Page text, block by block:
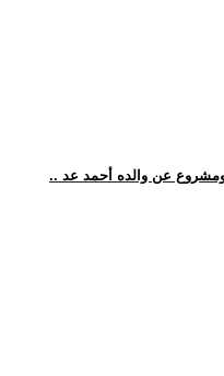
ومشروع عن والده أحمد عد